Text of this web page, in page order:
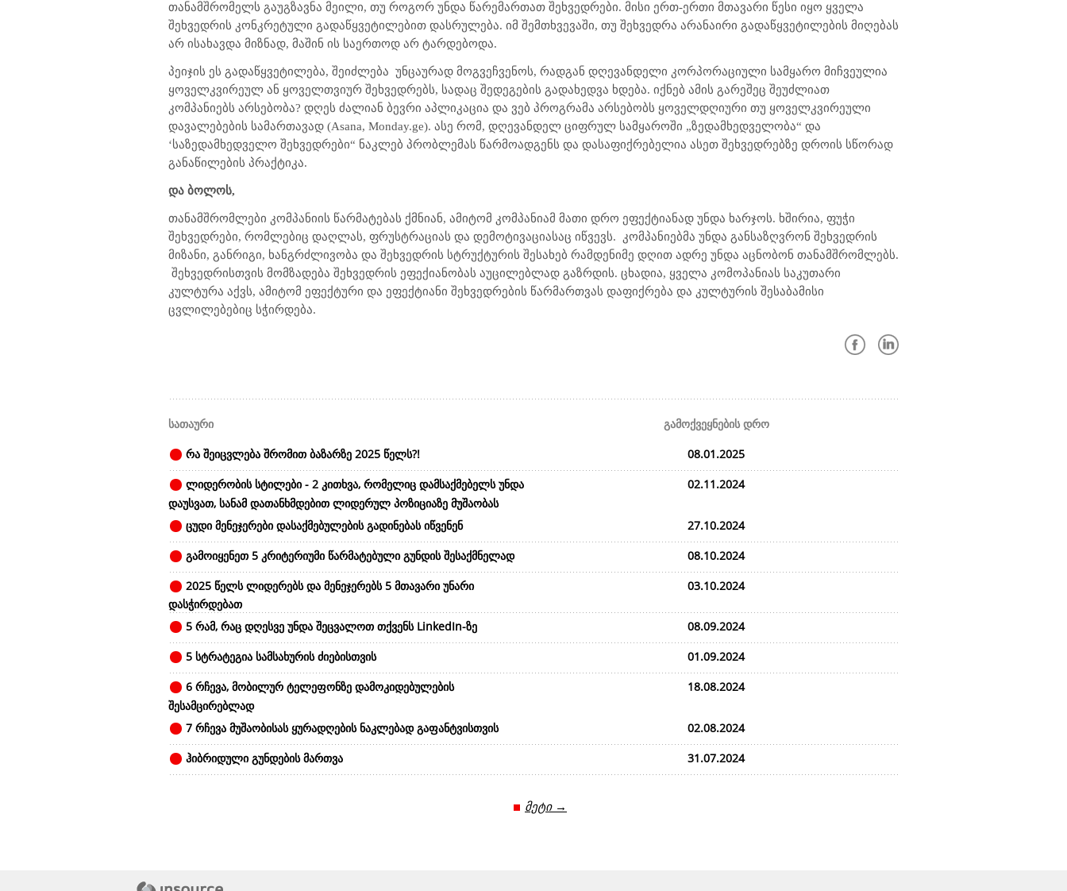
თანამშრომელს გაუგზავნა მეილი, თუ როგორ უნდა წარემართათ შეხვედრები. მისი ერთ-ერთი მთავარი წესი იყო ყველა
შეხვედრის კონკრეტული გადაწყვეტილებით დასრულება. იმ შემთხვევაში, თუ შეხვედრა არანაირი გადაწყვეტილების მიღებას
არ ისახავდა მიზნად, მაშინ ის საერთოდ არ ტარდებოდა.
პეიჯის ეს გადაწყვეტილება, შეიძლება უნცაურად მოგვეჩვენოს, რადგან დღევანდელი კორპორაციული სამყარო მიჩვეულია
ყოველკვირეულ ან ყოველთვიურ შეხვედრებს, სადაც შედეგების გადახედვა ხდება. იქნებ ამის გარეშეც შეუძლიათ
კომპანიებს არსებობა? დღეს ძალიან ბევრი აპლიკაცია და ვებ პროგრამა არსებობს ყოველდღიური თუ ყოველკვირეული
დავალებების სამართავად (Asana, Monday.ge). ასე რომ, დღევანდელ ციფრულ სამყაროში „ზედამხედველობა“ და
‘საზედამხედველო შეხვედრები“ ნაკლებ პრობლემას წარმოადგენს და დასაფიქრებელია ასეთ შეხვედრებზე დროის სწორად
განაწილების პრაქტიკა.
და ბოლოს,
თანამშრომლები კომპანიის წარმატებას ქმნიან, ამიტომ კომპანიამ მათი დრო ეფექტიანად უნდა ხარჯოს. ხშირია, ფუჭი
შეხვედრები, რომლებიც დაღლას, ფრუსტრაციას და დემოტივაციასაც იწვევს.
კომპანიებმა უნდა განსაზღვრონ შეხვედრის
მიზანი, განრიგი, ხანგრძლივობა და შეხვედრის სტრუქტურის შესახებ რამდენიმე დღით ადრე უნდა აცნობონ თანამშრომლებს.
შეხვედრისთვის მომზადება შეხვედრის ეფექიანობას აუცილებლად გაზრდის. ცხადია, ყველა კომოპანიას საკუთარი
კულტურა აქვს, ამიტომ ეფექტური და ეფექტიანი შეხვედრების წარმართვას დაფიქრება და კულტურის შესაბამისი
ცვლილებებიც სჭირდება.
სათაური
გამოქვეყნების დრო
რა შეიცვლება შრომით ბაზარზე 2025 წელს?!
08.01.2025
ლიდერობის სტილები - 2 კითხვა, რომელიც დამსაქმებელს უნდა
დაუსვათ, სანამ დათანხმდებით ლიდერულ პოზიციაზე მუშაობას
02.11.2024
ცუდი მენეჯერები დასაქმებულების გადინებას იწვენენ
27.10.2024
გამოიყენეთ 5 კრიტერიუმი წარმატებული გუნდის შესაქმნელად
08.10.2024
2025 წელს ლიდერებს და მენეჯერებს 5 მთავარი უნარი
დასჭირდებათ
03.10.2024
5 რამ, რაც დღესვე უნდა შეცვალოთ თქვენს LinkedIn-ზე
08.09.2024
5 სტრატეგია სამსახურის ძიებისთვის
01.09.2024
6 რჩევა, მობილურ ტელეფონზე დამოკიდებულების
შესამცირებლად
18.08.2024
7 რჩევა მუშაობისას ყურადღების ნაკლებად გაფანტვისთვის
02.08.2024
ჰიბრიდული გუნდების მართვა
31.07.2024
მეტი →